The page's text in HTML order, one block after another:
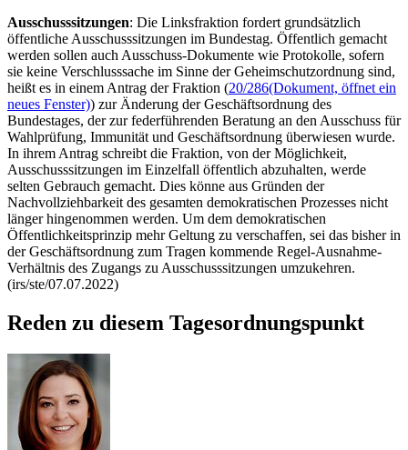
Ausschusssitzungen: Die Linksfraktion fordert grundsätzlich
öffentliche Ausschusssitzungen im Bundestag. Öffentlich gemacht
werden sollen auch Ausschuss-Dokumente wie Protokolle, sofern
sie keine Verschlusssache im Sinne der Geheimschutzordnung sind,
heißt es in einem Antrag der Fraktion (20/286(Dokument, öffnet ein
neues Fenster)) zur Änderung der Geschäftsordnung des
Bundestages, der zur federführenden Beratung an den Ausschuss für
Wahlprüfung, Immunität und Geschäftsordnung überwiesen wurde.
In ihrem Antrag schreibt die Fraktion, von der Möglichkeit,
Ausschusssitzungen im Einzelfall öffentlich abzuhalten, werde
selten Gebrauch gemacht. Dies könne aus Gründen der
Nachvollziehbarkeit des gesamten demokratischen Prozesses nicht
länger hingenommen werden. Um dem demokratischen
Öffentlichkeitsprinzip mehr Geltung zu verschaffen, sei das bisher in
der Geschäftsordnung zum Tragen kommende Regel-Ausnahme-
Verhältnis des Zugangs zu Ausschusssitzungen umzukehren.
(irs/ste/07.07.2022)
Reden zu diesem Tagesordnungspunkt